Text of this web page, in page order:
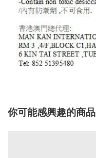
你可能感興趣的商品